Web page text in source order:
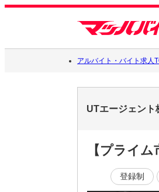
アルバイト・バイト求人
UTエージェント
【プライ
登録制